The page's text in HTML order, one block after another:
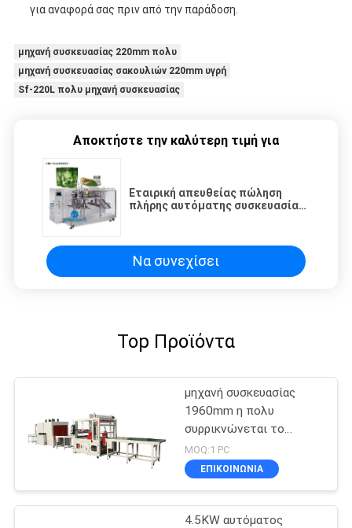
για αναφορά σας πριν από την παράδοση.
μηχανή συσκευασίας 220mm πολυ
μηχανή συσκευασίας σακουλιών 220mm υγρή
Sf-220L πολυ μηχανή συσκευασίας
Αποκτήστε την καλύτερη τιμή για
Εταιρική απευθείας πώληση
πλήρης αυτόματης συσκευασίας
Να συνεχίσει
Top Προϊόντα
μηχανή συσκευασίας
1960mm η πολυ
συρρικνώνεται το
περικάλυμμα
MOQ:1 PC
ΕΠΙΚΟΙΝΩΝΙΑ
4.5KW αυτόματος